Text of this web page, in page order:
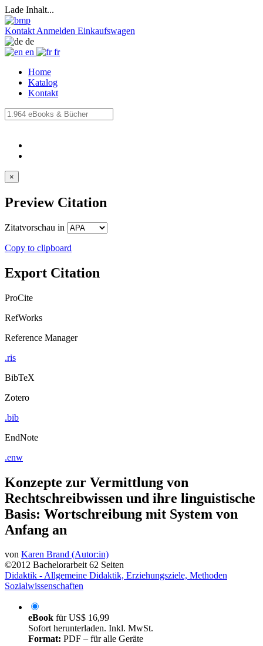
Lade Inhalt...
Kontakt Anmelden Einkaufswagen
de
en
fr
Home
Katalog
Kontakt
×
Preview Citation
Zitatvorschau in
Copy to clipboard
Export Citation
ProCite
RefWorks
Reference Manager
.ris
BibTeX
Zotero
.bib
EndNote
.enw
Konzepte zur Vermittlung von
Rechtschreibwissen und ihre linguistische
Basis: Wortschreibung mit System von
Anfang an
von Karen Brand (Autor:in)
©2012 Bachelorarbeit 62 Seiten
Didaktik - Allgemeine Didaktik, Erziehungsziele, Methoden
Sozialwissenschaften
eBook fürUS$ 16,99
Sofort herunterladen. Inkl. MwSt.
Format: PDF – für alle Geräte